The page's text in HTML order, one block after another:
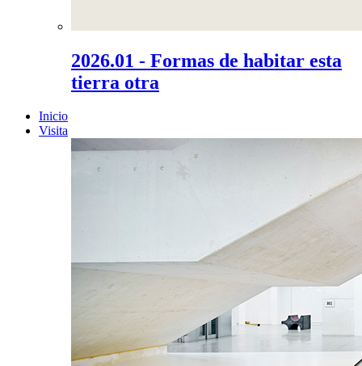
2026.01 - Formas de habitar esta
tierra otra
Inicio
Visita